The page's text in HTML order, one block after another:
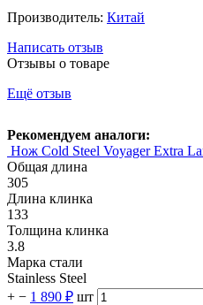
Производитель: Китай
Написать отзыв
Отзывы о товаре
Ещё отзыв
Рекомендуем аналоги:
Нож Cold Steel Voyager Extra
Общая длина
305
Длина клинка
133
Толщина клинка
3.8
Марка стали
Stainless Steel
+ − 1 890 ₽ шт